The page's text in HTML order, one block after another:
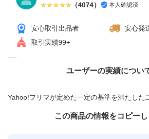
（4074） 本人確認済
安心取引出品者
安心発
取引実績99+
ユーザーの実績につい
Yahoo!フリマが定めた一定の基準を満たした
付与しています
価格の相談
この商品の情報をコピー
この商品をみている人にオススメ